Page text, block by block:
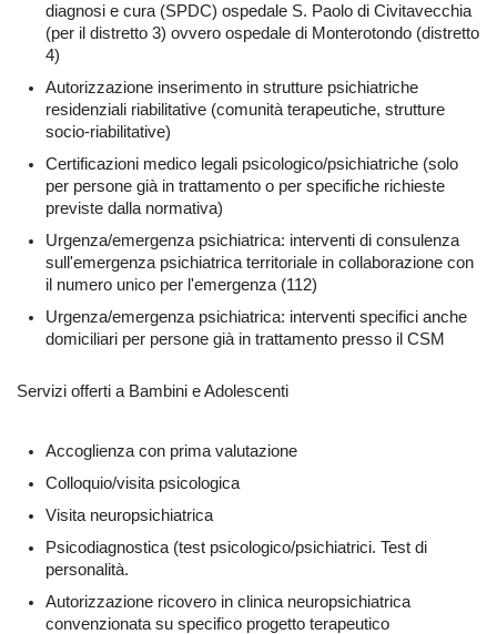
diagnosi e cura (SPDC) ospedale S. Paolo di Civitavecchia
(per il distretto 3) ovvero ospedale di Monterotondo (distretto
4)
Autorizzazione inserimento in strutture psichiatriche
residenziali riabilitative (comunità terapeutiche, strutture
socio-riabilitative)
Certificazioni medico legali psicologico/psichiatriche (solo
per persone già in trattamento o per specifiche richieste
previste dalla normativa)
Urgenza/emergenza psichiatrica: interventi di consulenza
sull'emergenza psichiatrica territoriale in collaborazione con
il numero unico per l'emergenza (112)
Urgenza/emergenza psichiatrica: interventi specifici anche
domiciliari per persone già in trattamento presso il CSM
Servizi offerti a Bambini e Adolescenti
Accoglienza con prima valutazione
Colloquio/visita psicologica
Visita neuropsichiatrica
Psicodiagnostica (test psicologico/psichiatrici. Test di
personalità.
Autorizzazione ricovero in clinica neuropsichiatrica
convenzionata su specifico progetto terapeutico